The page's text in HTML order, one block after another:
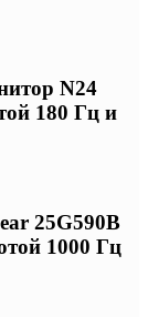
N24
180 Гц и
25G590B
1000 Гц